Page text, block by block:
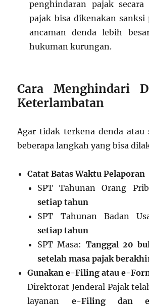
penghindaran pajak secara
pajak bisa dikenakan sanksi
ancaman denda lebih
hukuman kurungan.
Cara Menghindari
Keterlambatan
Agar tidak terkena denda atau
beberapa langkah yang bisa
Catat Batas Waktu Pelaporan
SPT Tahunan Orang
setiap tahun
SPT Tahunan Badan
setiap tahun
SPT Masa: Tanggal 20
setelah masa pajak
Gunakan e-Filing atau e-
Direktorat Jenderal Pajak
layanan e-Filing dan